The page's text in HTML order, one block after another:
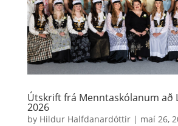
Útskrift frá Menntaskólanum að
2026
by Hildur Halfdanardóttir| maí 26,